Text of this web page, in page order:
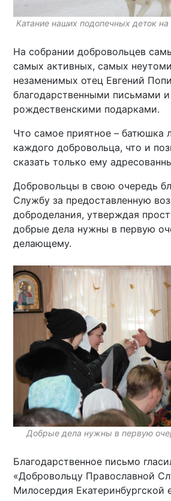
Катание наших подопечных деток
На собрании добровольцев
самых активных, самых
незаменимых отец Евгений
благодарственными письмами и
рождественскими подарками.
Что самое приятное – батюшка
каждого добровольца, что и
сказать только ему
Добровольцы в свою очередь
Службу за предоставленную
доброделания, утверждая
добрые дела нужны в первую
делающему.
Добрые дела нужны в первую
Благодарственное письмо
«Добровольцу Православной
Милосердия Екатеринбургской